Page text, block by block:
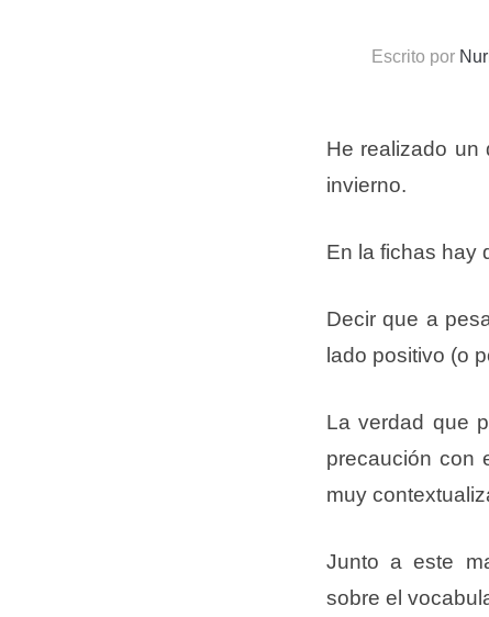
Escrito por
He realizado un
invierno.
En la fichas hay
Decir que a
lado positivo (o
La verdad que
precaución con
muy
Junto a este
sobre el